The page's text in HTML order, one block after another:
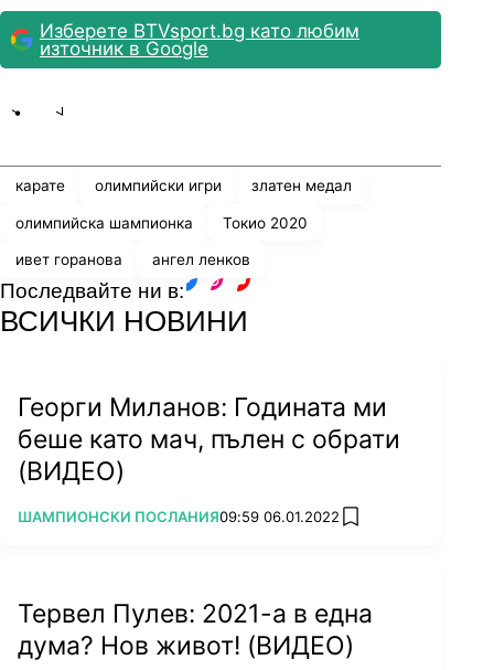
Изберете BTVsport.bg като любим
източник в Google
карате олимпийски игри златен медал
олимпийска шампионка Токио 2020
ивет горанова ангел ленков
Последвайте ни в:
ВСИЧКИ НОВИНИ
Георги Миланов: Годината ми
беше като мач, пълен с обрати
(ВИДЕО)
ПОВЕЧЕ ОТ
ШАМПИОНСКИ ПОСЛАНИЯ09:59 06.01.2022 add favorites
Тервел Пулев: 2021-а в една
дума? Нов живот! (ВИДЕО)